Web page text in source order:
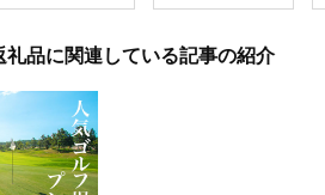
立地 ゴルフラウンド
アウトドア スポーツ
礼品に関連している記事の紹介